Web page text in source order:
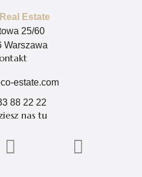
Estate
25/60
Warszawa
estate.com
88 22 22
nas tu